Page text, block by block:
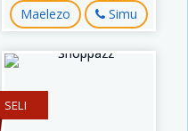
Maelezo Simu
SELI